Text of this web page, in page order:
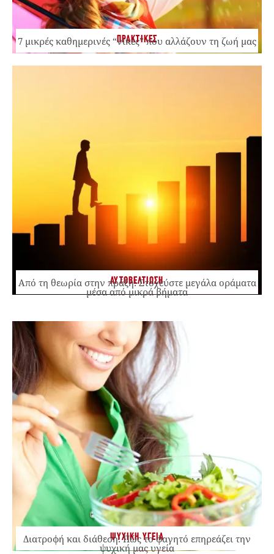
ΠΡΑΚΤΙΚΕΣ
7 μικρές καθημερινές “νίκες” που αλλάζουν τη ζωή μας
ΑΥΤΟΒΕΛΤΙΩΣΗ
Από τη θεωρία στην πράξη: Στοχεύστε μεγάλα οράματα
μέσα από μικρά βήματα
ΨΥΧΙΚΗ ΥΓΕΙΑ
Διατροφή και διάθεση: Πώς το φαγητό επηρεάζει την
ψυχική μας υγεία